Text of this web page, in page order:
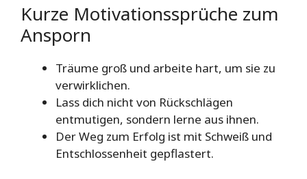
Kurze Motivationssprüche zum
Ansporn
Träume groß und arbeite hart, um sie zu
verwirklichen.
Lass dich nicht von Rückschlägen
entmutigen, sondern lerne aus ihnen.
Der Weg zum Erfolg ist mit Schweiß und
Entschlossenheit gepflastert.